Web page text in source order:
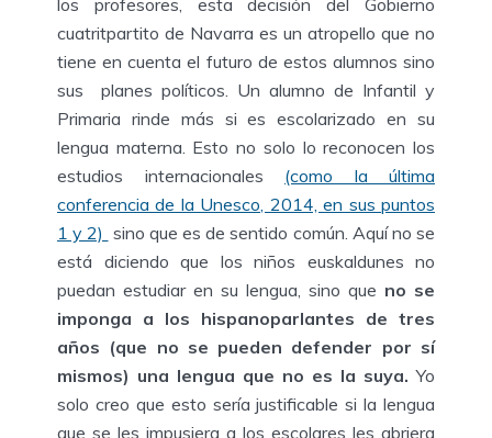
cuatritpartito de Navarra es un atropello que no
tiene en cuenta el futuro de estos alumnos sino
sus planes políticos. Un alumno de Infantil y
Primaria rinde más si es escolarizado en su
lengua materna. Esto no solo lo reconocen los
estudios internacionales (como la última
conferencia de la Unesco, 2014, en sus puntos
1 y 2) sino que es de sentido común. Aquí no se
está diciendo que los niños euskaldunes no
puedan estudiar en su lengua, sino que no se
imponga a los hispanoparlantes de tres
años (que no se pueden defender por sí
mismos) una lengua que no es la suya. Yo
solo creo que esto sería justificable si la lengua
que se les impusiera a los escolares les abriera